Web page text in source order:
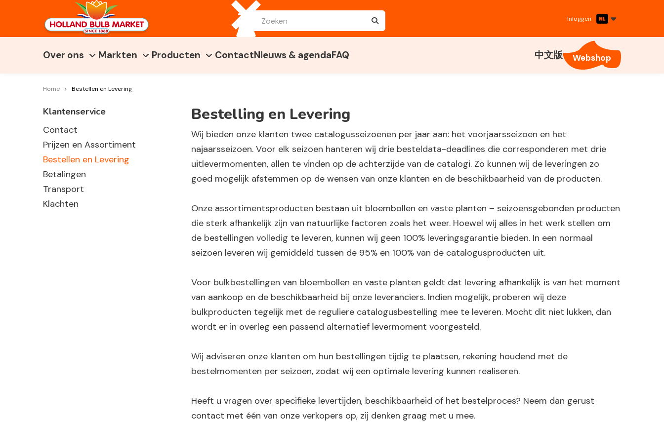
Inloggen
Over ons Markten Producten ContactNieuws & agendaFAQ 中文版 Webshop
Home Bestellen en Levering
Klantenservice
Contact
Prijzen en Assortiment
Bestellen en Levering
Betalingen
Transport
Klachten
Bestelling en Levering
Wij bieden onze klanten twee catalogusseizoenen per jaar aan: het voorjaarsseizoen en het
najaarsseizoen. Voor elk seizoen hanteren wij drie besteldata-deadlines die corresponderen met drie
uitlevermomenten, allen te vinden op de achterzijde van de catalogi. Zo kunnen wij de leveringen zo
goed mogelijk afstemmen op de wensen van onze klanten en de beschikbaarheid van de producten.
Onze assortimentsproducten bestaan uit bloembollen en vaste planten – seizoensgebonden producten
die sterk afhankelijk zijn van natuurlijke factoren zoals het weer. Hoewel wij alles in het werk stellen om
de bestellingen volledig te leveren, kunnen wij geen 100% leveringsgarantie bieden. In een normaal
seizoen leveren wij gemiddeld tussen de 95% en 100% van de catalogusproducten uit.
Voor bulkbestellingen van bloembollen en vaste planten geldt dat levering afhankelijk is van het moment
van aankoop en de beschikbaarheid bij onze leveranciers. Indien mogelijk, proberen wij deze
bulkproducten tegelijk met de reguliere catalogusbestelling mee te leveren. Mocht dit niet lukken, dan
wordt er in overleg een passend alternatief levermoment voorgesteld.
Wij adviseren onze klanten om hun bestellingen tijdig te plaatsen, rekening houdend met de
bestelmomenten per seizoen, zodat wij een optimale levering kunnen realiseren.
Heeft u vragen over specifieke levertijden, beschikbaarheid of het bestelproces? Neem dan gerust
contact met één van onze verkopers op, zij denken graag met u mee.